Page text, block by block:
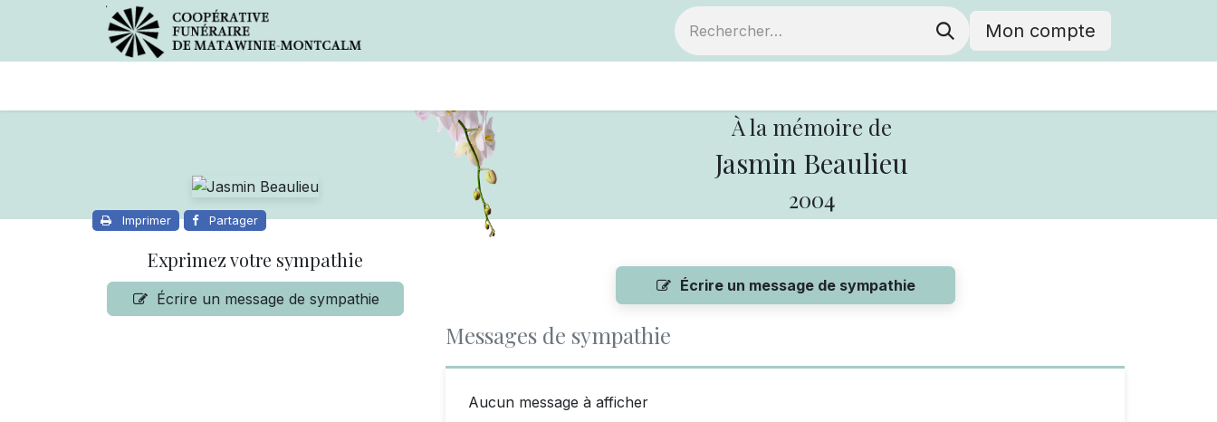
Mon compte
À la mémoire de
Jasmin Beaulieu
2004
Imprimer Partager
Exprimez votre sympathie
Écrire un message de sympathie
Écrire un message de sympathie
Messages de sympathie
Aucun message à afficher